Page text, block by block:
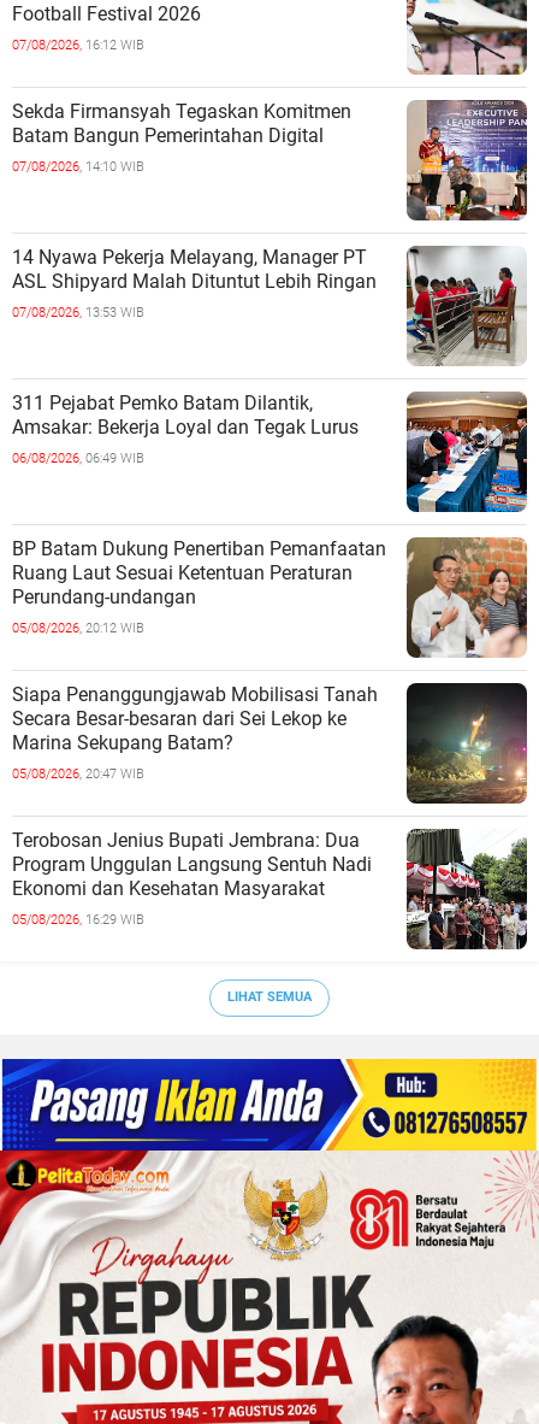
Football Festival 2026
07/08/2026, 16:12 WIB
Sekda Firmansyah Tegaskan Komitmen
Batam Bangun Pemerintahan Digital
07/08/2026, 14:10 WIB
14 Nyawa Pekerja Melayang, Manager PT
ASL Shipyard Malah Dituntut Lebih Ringan
07/08/2026, 13:53 WIB
311 Pejabat Pemko Batam Dilantik,
Amsakar: Bekerja Loyal dan Tegak Lurus
06/08/2026, 06:49 WIB
BP Batam Dukung Penertiban Pemanfaatan
Ruang Laut Sesuai Ketentuan Peraturan
Perundang-undangan
05/08/2026, 20:12 WIB
Siapa Penanggungjawab Mobilisasi Tanah
Secara Besar-besaran dari Sei Lekop ke
Marina Sekupang Batam?
05/08/2026, 20:47 WIB
Terobosan Jenius Bupati Jembrana: Dua
Program Unggulan Langsung Sentuh Nadi
Ekonomi dan Kesehatan Masyarakat
05/08/2026, 16:29 WIB
LIHAT SEMUA